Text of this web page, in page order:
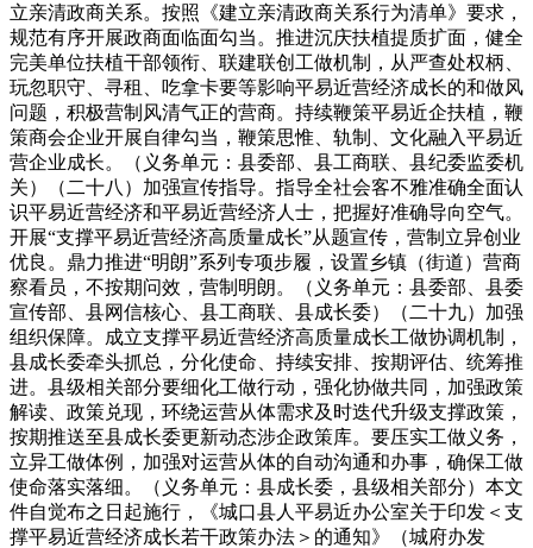
立亲清政商关系。按照《建立亲清政商关系行为清单》要求，
规范有序开展政商面临面勾当。推进沉庆扶植提质扩面，健全
完美单位扶植干部领衔、联建联创工做机制，从严查处权柄、
玩忽职守、寻租、吃拿卡要等影响平易近营经济成长的和做风
问题，积极营制风清气正的营商。持续鞭策平易近企扶植，鞭
策商会企业开展自律勾当，鞭策思惟、轨制、文化融入平易近
营企业成长。（义务单元：县委部、县工商联、县纪委监委机
关）（二十八）加强宣传指导。指导全社会客不雅准确全面认
识平易近营经济和平易近营经济人士，把握好准确导向空气。
开展“支撑平易近营经济高质量成长”从题宣传，营制立异创业
优良。鼎力推进“明朗”系列专项步履，设置乡镇（街道）营商
察看员，不按期问效，营制明朗。（义务单元：县委部、县委
宣传部、县网信核心、县工商联、县成长委）（二十九）加强
组织保障。成立支撑平易近营经济高质量成长工做协调机制，
县成长委牵头抓总，分化使命、持续安排、按期评估、统筹推
进。县级相关部分要细化工做行动，强化协做共同，加强政策
解读、政策兑现，环绕运营从体需求及时迭代升级支撑政策，
按期推送至县成长委更新动态涉企政策库。要压实工做义务，
立异工做体例，加强对运营从体的自动沟通和办事，确保工做
使命落实落细。（义务单元：县成长委，县级相关部分）本文
件自觉布之日起施行，《城口县人平易近办公室关于印发＜支
撑平易近营经济成长若干政策办法＞的通知》（城府办发